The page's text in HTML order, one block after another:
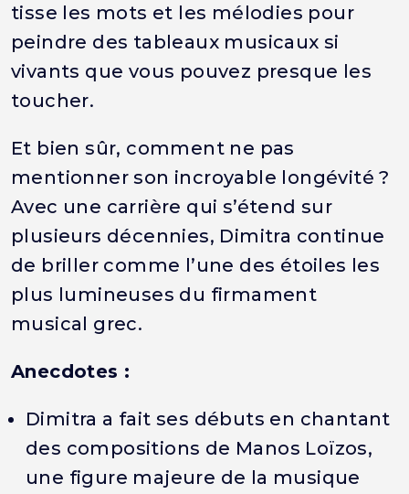
tisse les mots et les mélodies pour
peindre des tableaux musicaux si
vivants que vous pouvez presque les
toucher.
Et bien sûr, comment ne pas
mentionner son incroyable longévité ?
Avec une carrière qui s’étend sur
plusieurs décennies, Dimitra continue
de briller comme l’une des étoiles les
plus lumineuses du firmament
musical grec.
Anecdotes :
Dimitra a fait ses débuts en chantant
des compositions de Manos Loïzos,
une figure majeure de la musique